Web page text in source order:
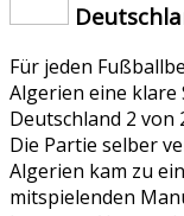
Für jeden
Algerien eine klare
Deutschland 2 von
Die Partie selber
Algerien kam zu
mitspielenden